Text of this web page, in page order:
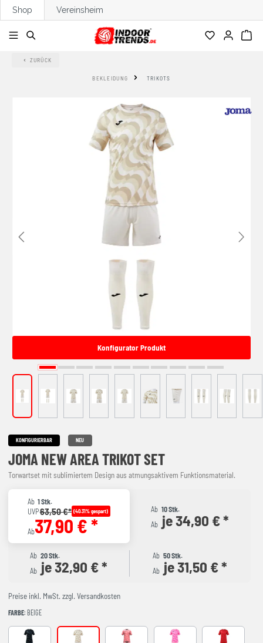
springen
Shop Vereinsheim
ZURÜCK
BEKLEIDUNG TRIKOTS
Konfigurator Produkt
KONFIGURIERBAR NEU
JOMA NEW AREA TRIKOT SET
Torwartset mit sublimiertem Design aus atmungsaktivem Funktionsmaterial.
Ab 1 Stk.
UVP63,50 €* (40.31% gespart)
Ab37,90 € *
Ab 10 Stk.
Ab je 34,90 € *
Ab 20 Stk.
Ab je 32,90 € *
Ab 50 Stk.
Ab je 31,50 € *
Preise inkl. MwSt. zzgl. Versandkosten
FARBE: BEIGE